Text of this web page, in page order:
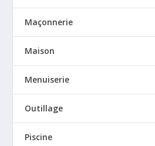
Maçonnerie
Maison
Menuiserie
Outillage
Piscine